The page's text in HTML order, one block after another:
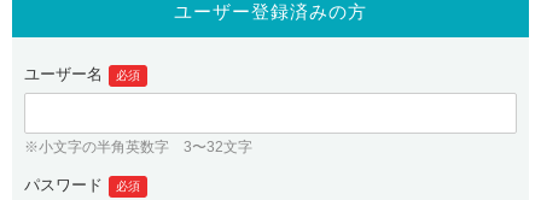
gTLDオークション NEW!
.jpドメインバックオーダー
プレミアムドメイン
人気ドメインの種類
紹介制度
バリュードメインAPI
ドメイン・ホスティングOEM
ログイン
従来のバリュードメインをご利用希望の方
ユーザー登録
ユーザー登録済みの方
ユーザー名 必須
※小文字の半角英数字 3〜32文字
パスワード 必須